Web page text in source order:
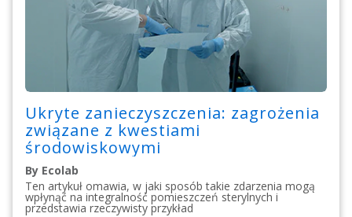
Ukryte zanieczyszczenia: zagrożenia
związane z kwestiami
środowiskowymi
By Ecolab
Ten artykuł omawia, w jaki sposób takie zdarzenia mogą
wpłynąć na integralność pomieszczeń sterylnych i
przedstawia rzeczywisty przykład